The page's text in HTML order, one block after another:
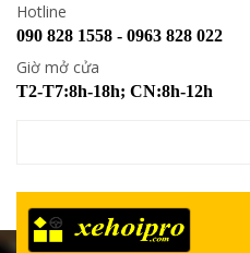
Hotline
090 828 1558 - 0963 828 022
Giờ mở cửa
T2-T7:8h-18h; CN:8h-12h